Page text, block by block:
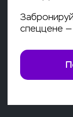
спеццене —